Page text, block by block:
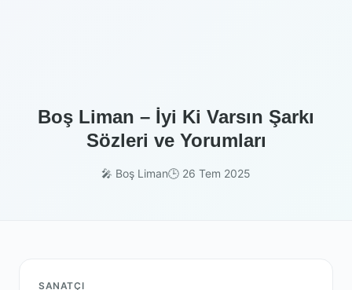
Boş Liman – İyi Ki Varsın Şarkı
Sözleri ve Yorumları
🎤 Boş Liman🕒 26 Tem 2025
SANATÇI